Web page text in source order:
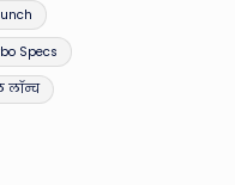
Specs
लॉन्च